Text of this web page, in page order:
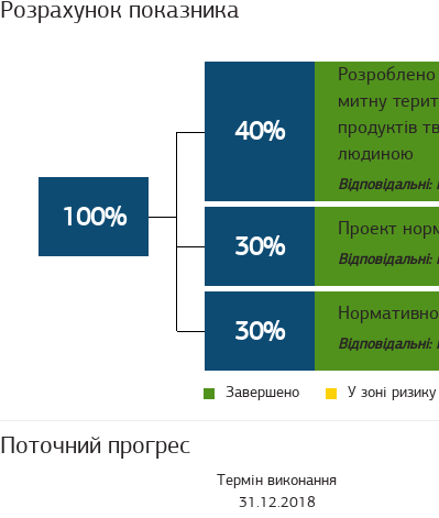
Розрахунок показника
100%
40%
митну
продуктів
людиною
30%
Проект
30%
Завершено У зоні ризику
Поточний прогрес
Термін виконання
31.12.2018